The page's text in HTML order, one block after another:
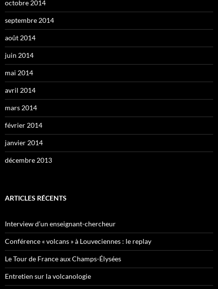
octobre 2014
septembre 2014
août 2014
juin 2014
mai 2014
avril 2014
mars 2014
février 2014
janvier 2014
décembre 2013
ARTICLES RÉCENTS
Interview d’un enseignant-chercheur
Conférence « volcans » à Louveciennes : le replay
Le Tour de France aux Champs-Élysées
Entretien sur la volcanologie